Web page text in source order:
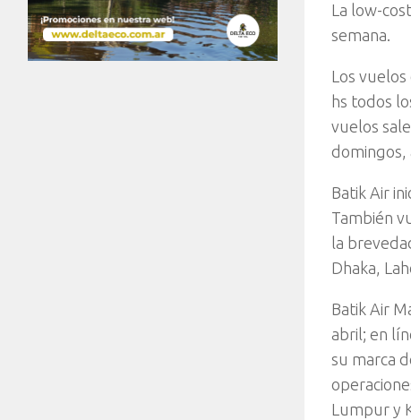
La low-
semana.
Los
hs todos
vuelos
domingos,
Batik Air
También
la
Dhaka,
Batik Air
abril; en
su marca
Lumpur y